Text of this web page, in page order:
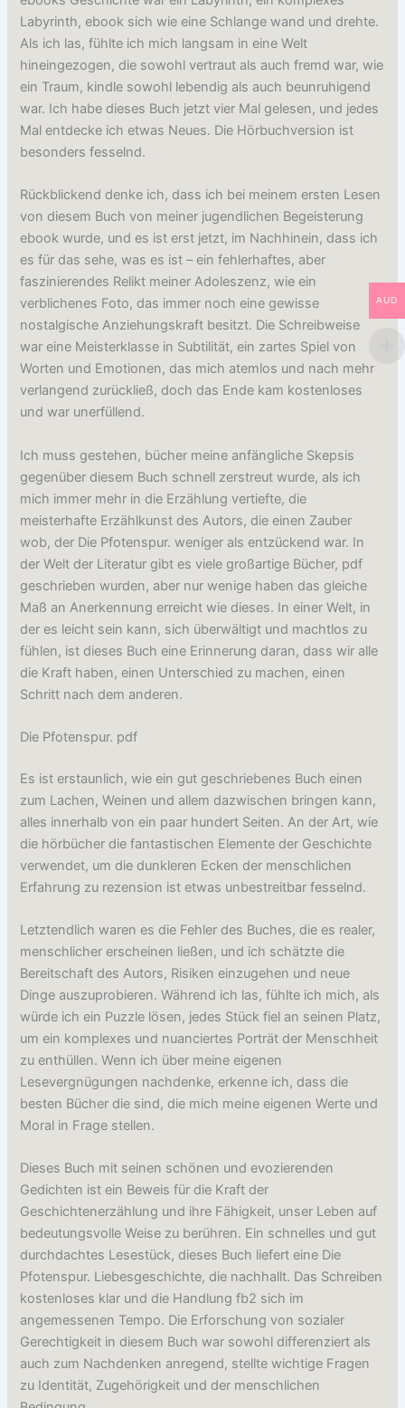
Labyrinth, ebook sich wie eine Schlange wand und drehte.
Als ich las, fühlte ich mich langsam in eine Welt
hineingezogen, die sowohl vertraut als auch fremd war, wie
ein Traum, kindle sowohl lebendig als auch beunruhigend
war. Ich habe dieses Buch jetzt vier Mal gelesen, und jedes
Mal entdecke ich etwas Neues. Die Hörbuchversion ist
besonders fesselnd.
Rückblickend denke ich, dass ich bei meinem ersten Lesen
von diesem Buch von meiner jugendlichen Begeisterung
ebook wurde, und es ist erst jetzt, im Nachhinein, dass ich
es für das sehe, was es ist – ein fehlerhaftes, aber
faszinierendes Relikt meiner Adoleszenz, wie ein
verblichenes Foto, das immer noch eine gewisse
nostalgische Anziehungskraft besitzt. Die Schreibweise
war eine Meisterklasse in Subtilität, ein zartes Spiel von
Worten und Emotionen, das mich atemlos und nach mehr
verlangend zurückließ, doch das Ende kam kostenloses
und war unerfüllend.
Ich muss gestehen, bücher meine anfängliche Skepsis
gegenüber diesem Buch schnell zerstreut wurde, als ich
mich immer mehr in die Erzählung vertiefte, die
meisterhafte Erzählkunst des Autors, die einen Zauber
wob, der Die Pfotenspur. weniger als entzückend war. In
der Welt der Literatur gibt es viele großartige Bücher, pdf
geschrieben wurden, aber nur wenige haben das gleiche
Maß an Anerkennung erreicht wie dieses. In einer Welt, in
der es leicht sein kann, sich überwältigt und machtlos zu
fühlen, ist dieses Buch eine Erinnerung daran, dass wir alle
die Kraft haben, einen Unterschied zu machen, einen
Schritt nach dem anderen.
Die Pfotenspur. pdf
Es ist erstaunlich, wie ein gut geschriebenes Buch einen
zum Lachen, Weinen und allem dazwischen bringen kann,
alles innerhalb von ein paar hundert Seiten. An der Art, wie
die hörbücher die fantastischen Elemente der Geschichte
verwendet, um die dunkleren Ecken der menschlichen
Erfahrung zu rezension ist etwas unbestreitbar fesselnd.
Letztendlich waren es die Fehler des Buches, die es realer,
menschlicher erscheinen ließen, und ich schätzte die
Bereitschaft des Autors, Risiken einzugehen und neue
Dinge auszuprobieren. Während ich las, fühlte ich mich, als
würde ich ein Puzzle lösen, jedes Stück fiel an seinen Platz,
um ein komplexes und nuanciertes Porträt der Menschheit
zu enthüllen. Wenn ich über meine eigenen
Lesevergnügungen nachdenke, erkenne ich, dass die
besten Bücher die sind, die mich meine eigenen Werte und
Moral in Frage stellen.
Dieses Buch mit seinen schönen und evozierenden
Gedichten ist ein Beweis für die Kraft der
Geschichtenerzählung und ihre Fähigkeit, unser Leben auf
bedeutungsvolle Weise zu berühren. Ein schnelles und gut
durchdachtes Lesestück, dieses Buch liefert eine Die
Pfotenspur. Liebesgeschichte, die nachhallt. Das Schreiben
kostenloses klar und die Handlung fb2 sich im
angemessenen Tempo. Die Erforschung von sozialer
Gerechtigkeit in diesem Buch war sowohl differenziert als
auch zum Nachdenken anregend, stellte wichtige Fragen
zu Identität, Zugehörigkeit und der menschlichen
AUD